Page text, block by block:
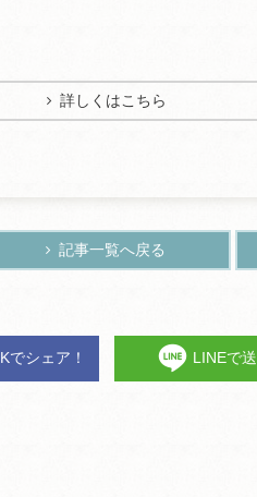
詳しくはこちら
記事一覧へ戻る
でシェア！ LINEで送